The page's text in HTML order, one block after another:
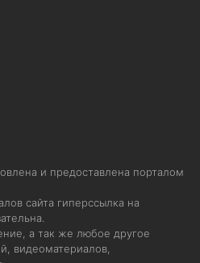
и предоставлена порталом
сайта гиперссылка на
а так же любое другое
видеоматериалов,